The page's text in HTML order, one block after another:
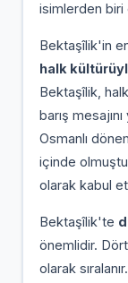
isimlerden biri
Bektaşîlik'in
halk
Bektaşîlik,
barış
Osmanlı
içinde
olarak kabul
Bektaşîlik'te
önemlidir.
olarak